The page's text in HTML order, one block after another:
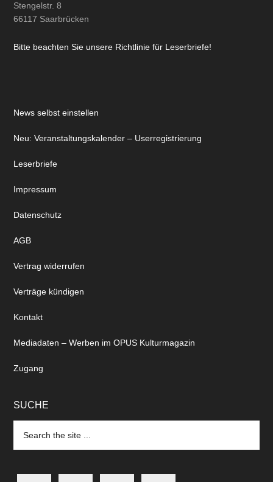
Stengelstr. 8
66117 Saarbrücken
Bitte beachten Sie unsere Richtlinie für Leserbriefe!
News selbst einstellen
Neu: Veranstaltungskalender – Userregistrierung
Leserbriefe
Impressum
Datenschutz
AGB
Vertrag widerrufen
Verträge kündigen
Kontakt
Mediadaten – Werben im OPUS Kulturmagazin
Zugang
SUCHE
the